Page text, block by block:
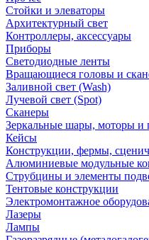
Стойки и элеваторы
Архитектурный свет
Контроллеры, аксессуары
Приборы
Светодиодные ленты
Вращающиеся головы и
Заливной свет (Wash)
Лучевой свет (Spot)
Сканеры
Зеркальные шары, моторы и
Кейсы
Конструкции, фермы,
Алюминиевые модульные
Струбцины и элементы
Тентовые конструкции
Электромонтажное
Лазеры
Лампы